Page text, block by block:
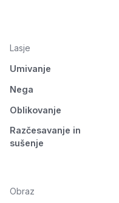
Lasje
Umivanje
Nega
Oblikovanje
Razčesavanje in
sušenje
Obraz